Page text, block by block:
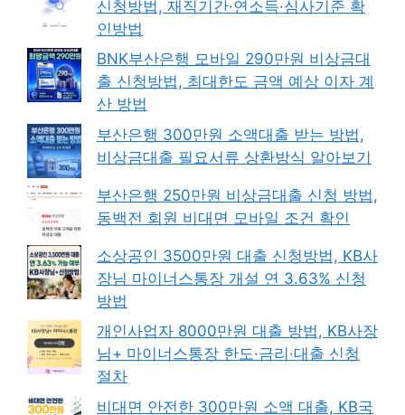
신청방법, 재직기간·연소득·심사기준 확
인방법
BNK부산은행 모바일 290만원 비상금대
출 신청방법, 최대한도 금액 예상 이자 계
산 방법
부산은행 300만원 소액대출 받는 방법,
비상금대출 필요서류 상환방식 알아보기
부산은행 250만원 비상금대출 신청 방법,
동백전 회원 비대면 모바일 조건 확인
소상공인 3500만원 대출 신청방법, KB사
장님 마이너스통장 개설 연 3.63% 신청
방법
개인사업자 8000만원 대출 방법, KB사장
님+ 마이너스통장 한도·금리·대출 신청
절차
비대면 안전한 300만원 소액 대출, KB국